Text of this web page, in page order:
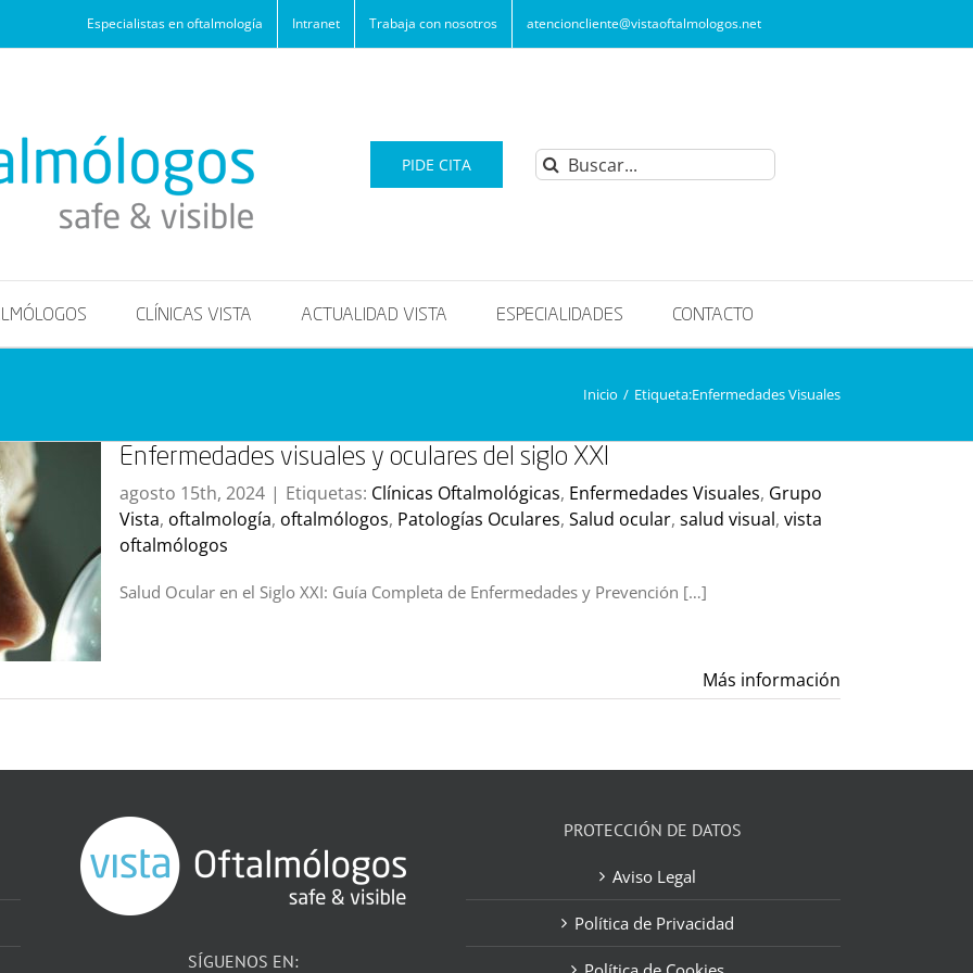
Especialistas en oftalmología Intranet Trabaja con nosotros atencioncliente@vistaoftalmologos.net
PIDE CITA Buscar:
CLÍNICAS VISTA ACTUALIDAD VISTA ESPECIALIDADES CONTACTO
Inicio / Etiqueta:Enfermedades Visuales
Enfermedades visuales y oculares del siglo XXI
agosto 15th, 2024 | Etiquetas: Clínicas Oftalmológicas, Enfermedades Visuales, Grupo
Vista, oftalmología, oftalmólogos, Patologías Oculares, Salud ocular, salud visual, vista
oftalmólogos
Salud Ocular en el Siglo XXI: Guía Completa de Enfermedades y Prevención […]
Más información
SÍGUENOS EN:
PROTECCIÓN DE DATOS
Aviso Legal
Política de Privacidad